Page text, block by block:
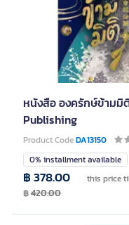
หนังสือ องครักษ์ข้ามมิ
Publishing
Product CodeDA13150
0% installment available
฿ 378.00 this price
฿420.00